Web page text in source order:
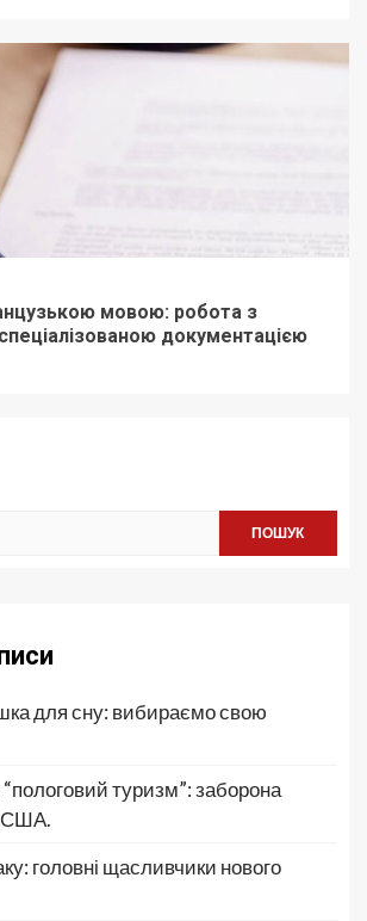
мовою: робота з
документацією
ПОШУК
для сну: вибираємо свою
туризм”: заборона
США.
головні щасливчики нового